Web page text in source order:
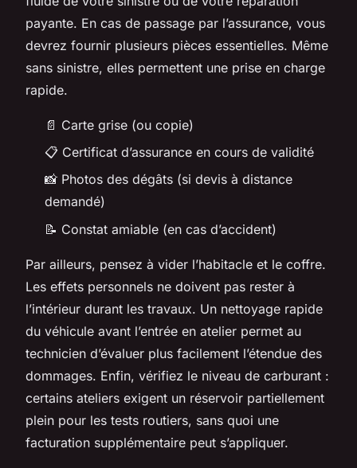
payante. En cas de passage par l’assurance, vous
devrez fournir plusieurs pièces essentielles. Même
sans sinistre, elles permettent une prise en charge
rapide.
📄 Carte grise (ou copie)
📋 Certificat d’assurance en cours de validité
📸 Photos des dégâts (si devis à distance
demandé)
📝 Constat amiable (en cas d’accident)
Par ailleurs, pensez à vider l’habitacle et le coffre.
Les effets personnels ne doivent pas rester à
l’intérieur durant les travaux. Un nettoyage rapide
du véhicule avant l’entrée en atelier permet au
technicien d’évaluer plus facilement l’étendue des
dommages. Enfin, vérifiez le niveau de carburant :
certains ateliers exigent un réservoir partiellement
plein pour les tests routiers, sans quoi une
facturation supplémentaire peut s’appliquer.